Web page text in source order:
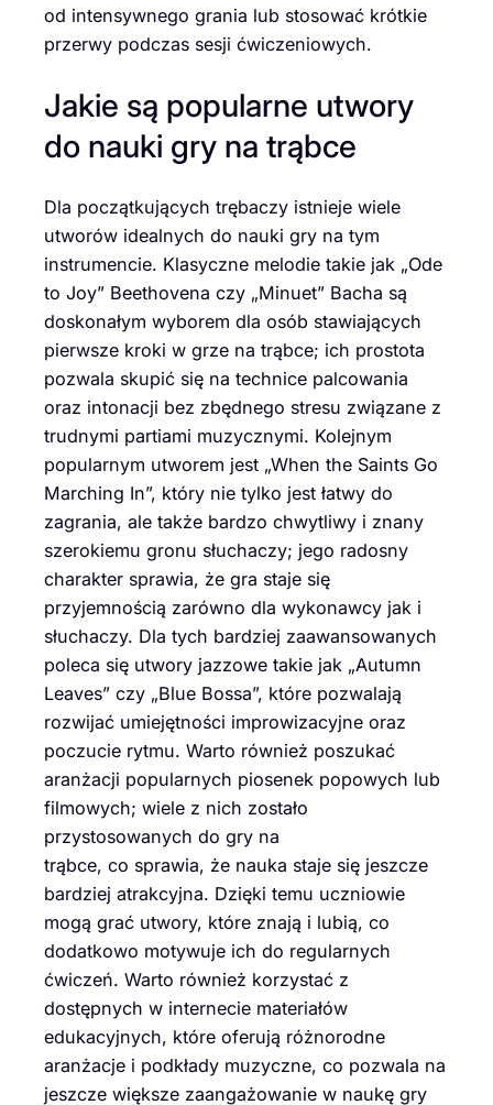
od intensywnego grania lub stosować krótkie
przerwy podczas sesji ćwiczeniowych.
Jakie są popularne utwory
do nauki gry na trąbce
Dla początkujących trębaczy istnieje wiele
utworów idealnych do nauki gry na tym
instrumencie. Klasyczne melodie takie jak „Ode
to Joy” Beethovena czy „Minuet” Bacha są
doskonałym wyborem dla osób stawiających
pierwsze kroki w grze na trąbce; ich prostota
pozwala skupić się na technice palcowania
oraz intonacji bez zbędnego stresu związane z
trudnymi partiami muzycznymi. Kolejnym
popularnym utworem jest „When the Saints Go
Marching In”, który nie tylko jest łatwy do
zagrania, ale także bardzo chwytliwy i znany
szerokiemu gronu słuchaczy; jego radosny
charakter sprawia, że gra staje się
przyjemnością zarówno dla wykonawcy jak i
słuchaczy. Dla tych bardziej zaawansowanych
poleca się utwory jazzowe takie jak „Autumn
Leaves” czy „Blue Bossa”, które pozwalają
rozwijać umiejętności improwizacyjne oraz
poczucie rytmu. Warto również poszukać
aranżacji popularnych piosenek popowych lub
filmowych; wiele z nich zostało
przystosowanych do gry na
trąbce, co sprawia, że nauka staje się jeszcze
bardziej atrakcyjna. Dzięki temu uczniowie
mogą grać utwory, które znają i lubią, co
dodatkowo motywuje ich do regularnych
ćwiczeń. Warto również korzystać z
dostępnych w internecie materiałów
edukacyjnych, które oferują różnorodne
aranżacje i podkłady muzyczne, co pozwala na
jeszcze większe zaangażowanie w naukę gry